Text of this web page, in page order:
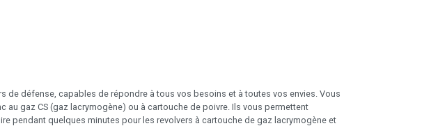
de défense, capables de répondre à tous vos besoins et à toutes vos envies. Vous
au gaz CS (gaz lacrymogène) ou à cartouche de poivre. Ils vous permettent
pendant quelques minutes pour les revolvers à cartouche de gaz lacrymogène et